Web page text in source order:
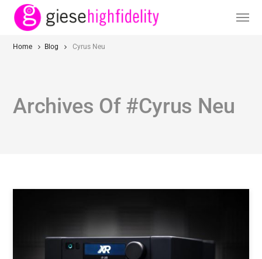
Home Blog Cyrus Neu
Archives Of #Cyrus Neu